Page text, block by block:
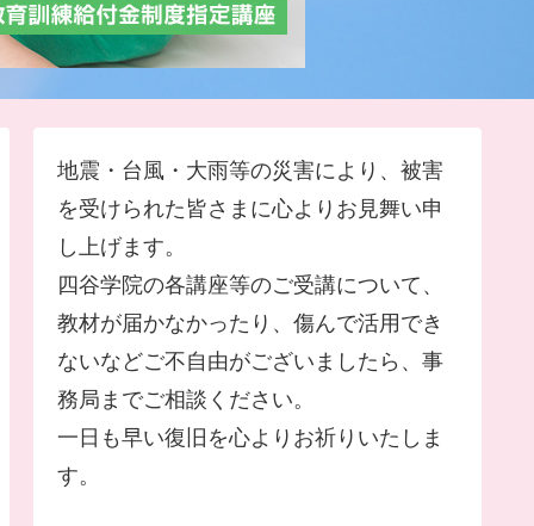
地震・台風・大雨等の災害により、被害
を受けられた皆さまに心よりお見舞い申
し上げます。
四谷学院の各講座等のご受講について、
教材が届かなかったり、傷んで活用でき
ないなどご不自由がございましたら、事
務局までご相談ください。
一日も早い復旧を心よりお祈りいたしま
す。